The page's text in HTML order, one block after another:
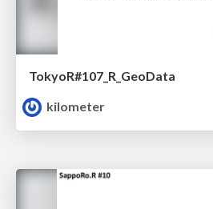
TokyoR#107_R_GeoData
kilometer